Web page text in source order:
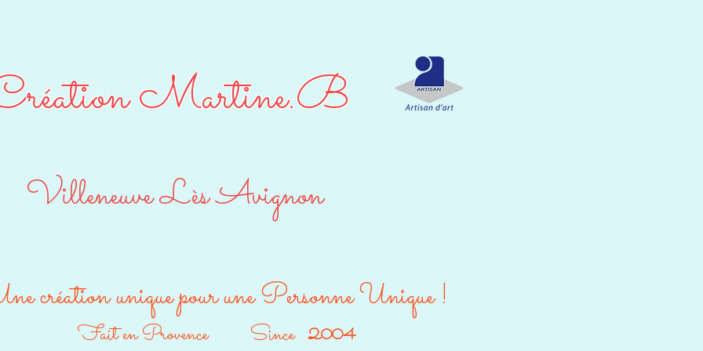
Martine.B
Villeneuve Lès Avignon
création unique pour une Personne Unique !
Fait en Provence Since 2004